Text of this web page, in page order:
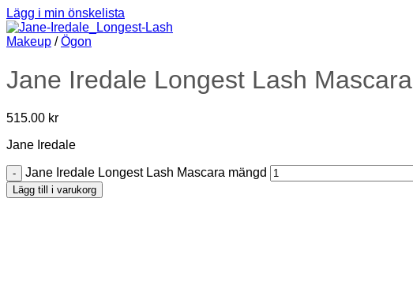
Lägg i min önskelista
Makeup / Ögon
Jane Iredale Longest Lash Mascara
515.00 kr
Jane Iredale
Jane Iredale Longest Lash Mascara mängd
Lägg till i varukorg